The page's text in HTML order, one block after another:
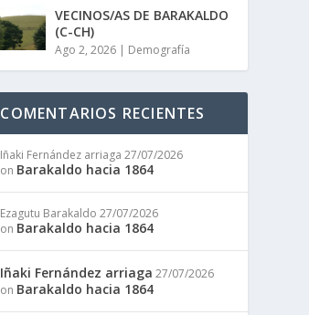
VECINOS/AS DE BARAKALDO
(C-CH)
Ago 2, 2026 | Demografía
COMENTARIOS RECIENTES
Iñaki Fernández arriaga 27/07/2026
on Barakaldo hacia 1864
Ezagutu Barakaldo 27/07/2026
on Barakaldo hacia 1864
Iñaki Fernández arriaga 27/07/2026
on Barakaldo hacia 1864